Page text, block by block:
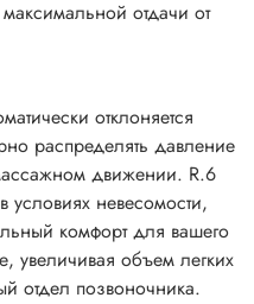
отдачи от
отклоняется
распределять давление
движении. R.6
условиях невесомости,
комфорт для вашего
увеличивая объем легких
отдел позвоночника.